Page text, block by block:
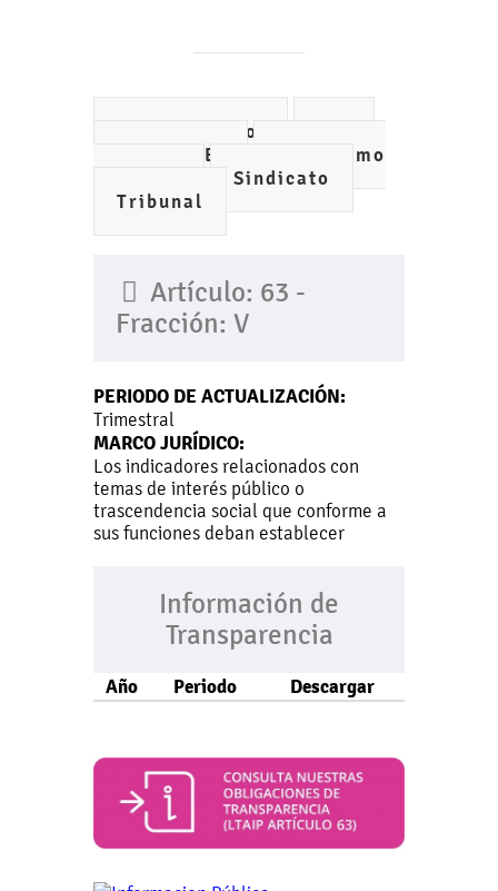
Ayuntamiento
IMCUFIDE
Organismo
Sindicato
Tribunal
Artículo: 63 -
Fracción: V
PERIODO DE ACTUALIZACIÓN:
Trimestral
MARCO JURÍDICO:
Los indicadores relacionados con
temas de interés público o
trascendencia social que conforme a
sus funciones deban establecer
Información de
Transparencia
Año Periodo Descargar